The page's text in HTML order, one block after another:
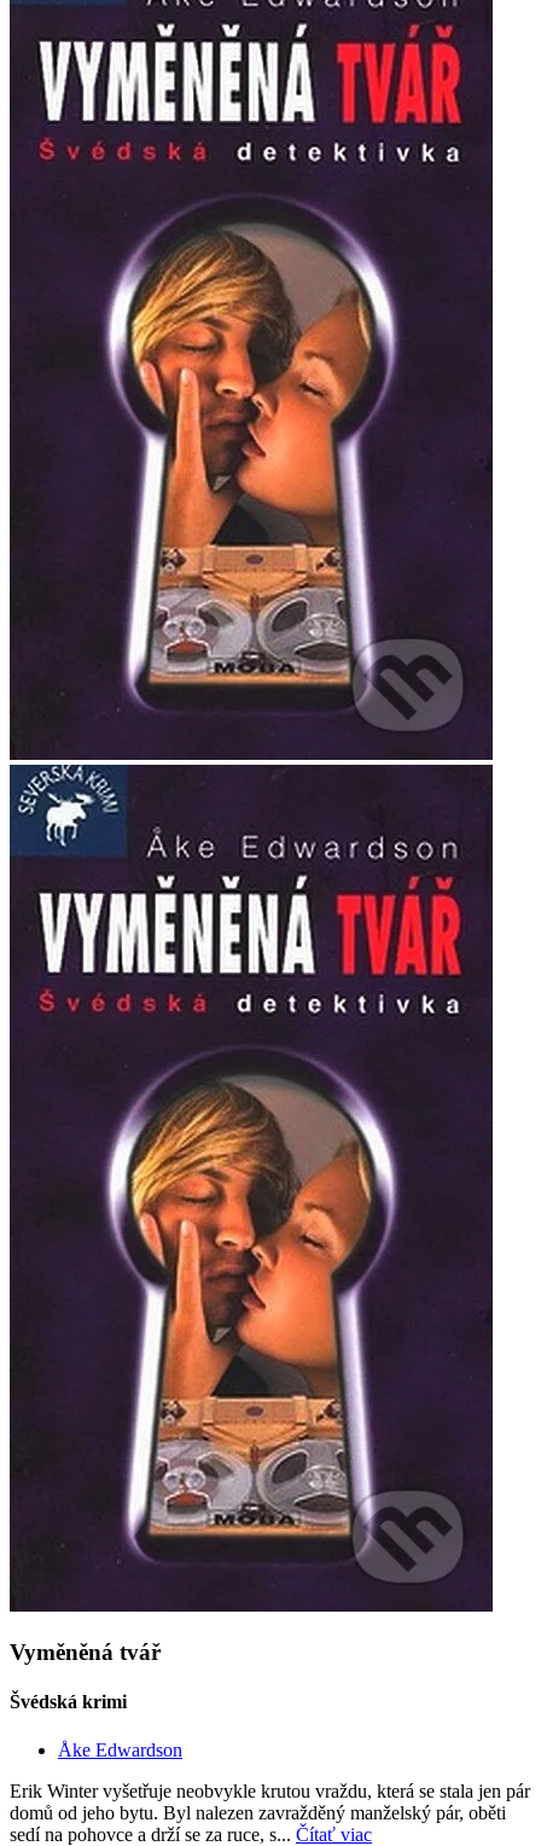
Vyměněná tvář
Švédská krimi
Åke Edwardson
Erik Winter vyšetřuje neobvykle krutou vraždu, která se stala jen pár
domů od jeho bytu. Byl nalezen zavražděný manželský pár, oběti
sedí na pohovce a drží se za ruce, s... Čítať viac